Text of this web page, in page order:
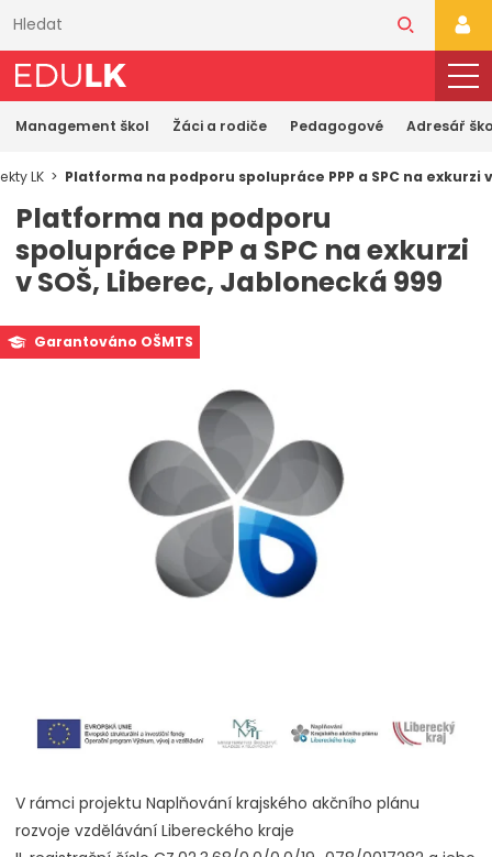
obsahu
Management škol Žáci a rodiče Pedagogové Adresář
LK Platforma na podporu spolupráce PPP a SPC na exkurzi
Platforma na podporu
spolupráce PPP a SPC na exkurzi
v SOŠ, Liberec, Jablonecká 999
Garantováno OŠMTS
V rámci projektu Naplňování krajského akčního plánu
rozvoje vzdělávání Libereckého kraje